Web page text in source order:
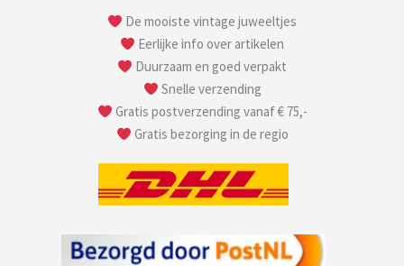
De mooiste vintage juweeltjes
Eerlijke info over artikelen
Duurzaam en goed verpakt
Snelle verzending
Gratis postverzending vanaf € 75,-
Gratis bezorging in de regio